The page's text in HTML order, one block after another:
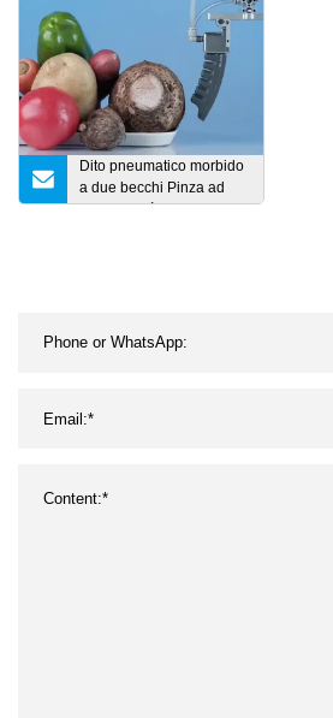
Dito pneumatico morbido
a due becchi Pinza ad
alta velocità e precisione